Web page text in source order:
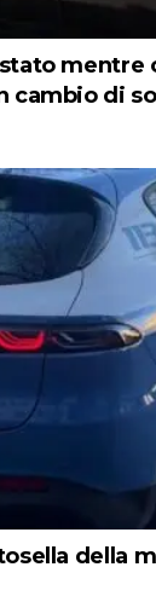
mentre
cambio di
della